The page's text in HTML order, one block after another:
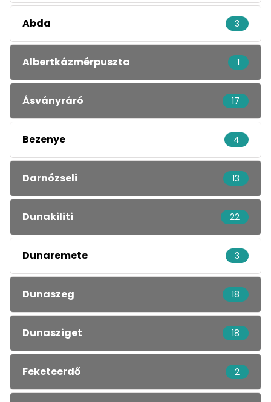
Abda 3
Albertkázmérpuszta 1
Ásványráró 17
Bezenye 4
Darnózseli 13
Dunakiliti 22
Dunaremete 3
Dunaszeg 18
Dunasziget 18
Feketeerdő 2